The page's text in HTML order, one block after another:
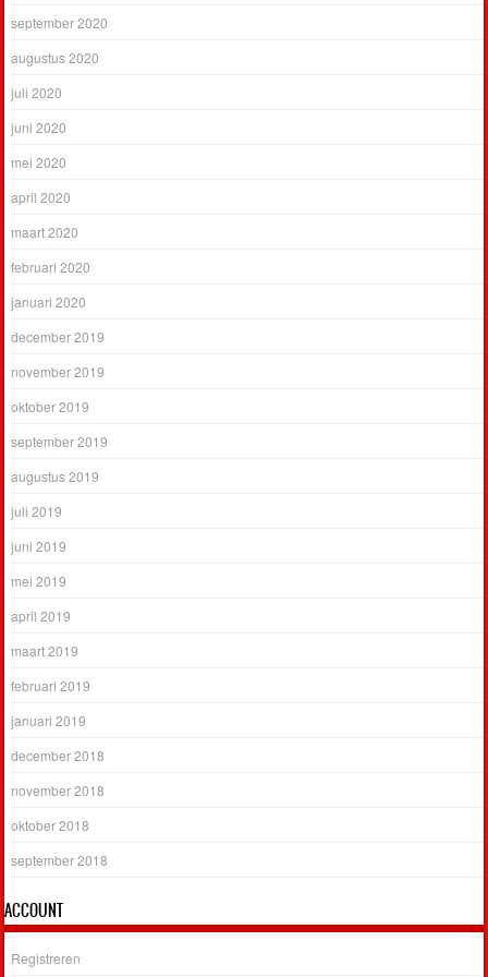
september 2020
augustus 2020
juli 2020
juni 2020
mei 2020
april 2020
maart 2020
februari 2020
januari 2020
december 2019
november 2019
oktober 2019
september 2019
augustus 2019
juli 2019
juni 2019
mei 2019
april 2019
maart 2019
februari 2019
januari 2019
december 2018
november 2018
oktober 2018
september 2018
ACCOUNT
Registreren